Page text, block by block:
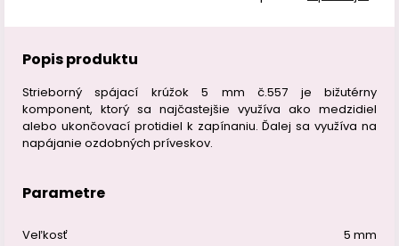
Popis produktu
Strieborný spájací krúžok 5 mm č.557 je bižutérny
komponent, ktorý sa najčastejšie využíva ako medzidiel
alebo ukončovací protidiel k zapínaniu. Ďalej sa využíva na
napájanie ozdobných príveskov.
Parametre
Veľkosť 5 mm